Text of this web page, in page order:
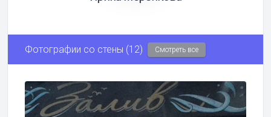
Фотографии со стены (12) Смотреть все